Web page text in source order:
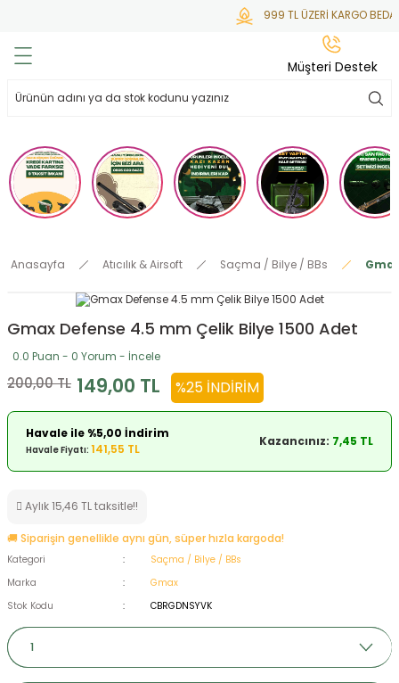
999 TL ÜZERİ KARGO BEDAVA
Mermisi
Tabure
Anasayfa Atıcılık & Airsoft Saçma / Bilye / BBs
Gmax Defense 4.5 mm Çelik Bilye 1500 Adet
0.0 Puan - 0 Yorum - İncele
200,00 TL 149,00 TL %25 İNDIRIM
Havale ile %5,00 İndirim
Havale Fiyatı: 141,55 TL
Kazancınız: 7,45 TL
Aylık 15,46 TL taksitle!!
🚚 Siparişin genellikle aynı gün, süper hızla kargoda!
Kategori
Saçma / Bilye / BBs
Marka
Gmax
Stok Kodu
CBRGDNSYVK